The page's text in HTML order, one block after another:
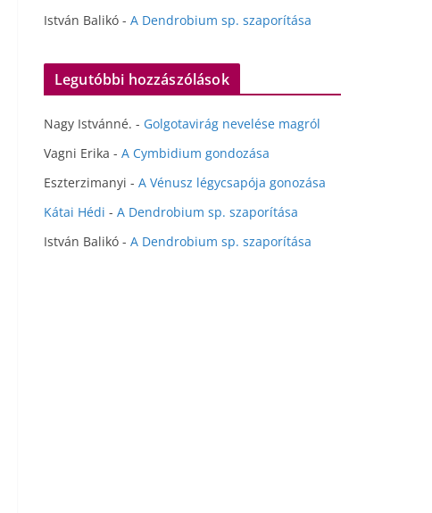
István Balikó - A Dendrobium sp. szaporítása
Legutóbbi hozzászólások
Nagy Istvánné. - Golgotavirág nevelése magról
Vagni Erika - A Cymbidium gondozása
Eszterzimanyi - A Vénusz légycsapója gonozása
Kátai Hédi - A Dendrobium sp. szaporítása
István Balikó - A Dendrobium sp. szaporítása